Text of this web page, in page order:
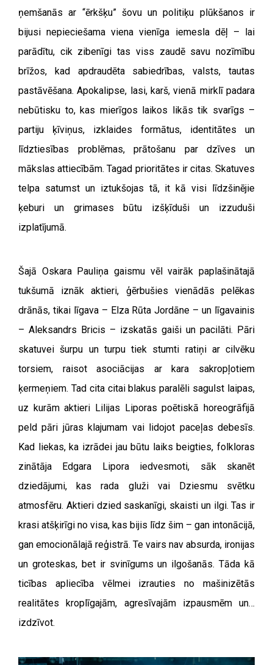
ņemšanās ar “ērkšķu” šovu un politiķu plūkšanos ir
bijusi nepieciešama viena vienīga iemesla dēļ – lai
parādītu, cik zibenīgi tas viss zaudē savu nozīmību
brīžos, kad apdraudēta sabiedrības, valsts, tautas
pastāvēšana. Apokalipse, lasi, karš, vienā mirklī padara
nebūtisku to, kas mierīgos laikos likās tik svarīgs –
partiju ķīviņus, izklaides formātus, identitātes un
līdztiesības problēmas, prātošanu par dzīves un
mākslas attiecībām. Tagad prioritātes ir citas. Skatuves
telpa satumst un iztukšojas tā, it kā visi līdzšinējie
ķeburi un grimases būtu izšķīduši un izzuduši
izplatījumā.
Šajā Oskara Pauliņa gaismu vēl vairāk paplašinātajā
tukšumā iznāk aktieri, ģērbušies vienādās pelēkas
drānās, tikai līgava – Elza Rūta Jordāne – un līgavainis
– Aleksandrs Bricis – izskatās gaiši un pacilāti. Pāri
skatuvei šurpu un turpu tiek stumti ratiņi ar cilvēku
torsiem, raisot asociācijas ar kara sakropļotiem
ķermeņiem. Tad cita citai blakus paralēli sagulst laipas,
uz kurām aktieri Lilijas Liporas poētiskā horeogrāfijā
peld pāri jūras klajumam vai lidojot paceļas debesīs.
Kad liekas, ka izrādei jau būtu laiks beigties, folkloras
zinātāja Edgara Lipora iedvesmoti, sāk skanēt
dziedājumi, kas rada gluži vai Dziesmu svētku
atmosfēru. Aktieri dzied saskanīgi, skaisti un ilgi. Tas ir
krasi atšķirīgi no visa, kas bijis līdz šim – gan intonācijā,
gan emocionālajā reģistrā. Te vairs nav absurda, ironijas
un groteskas, bet ir svinīgums un ilgošanās. Tāda kā
ticības apliecība vēlmei izrauties no mašinizētās
realitātes kroplīgajām, agresīvajām izpausmēm un…
izdzīvot.